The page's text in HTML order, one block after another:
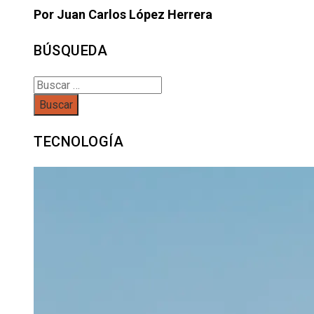
Por Juan Carlos López Herrera
BÚSQUEDA
Buscar:
TECNOLOGÍA